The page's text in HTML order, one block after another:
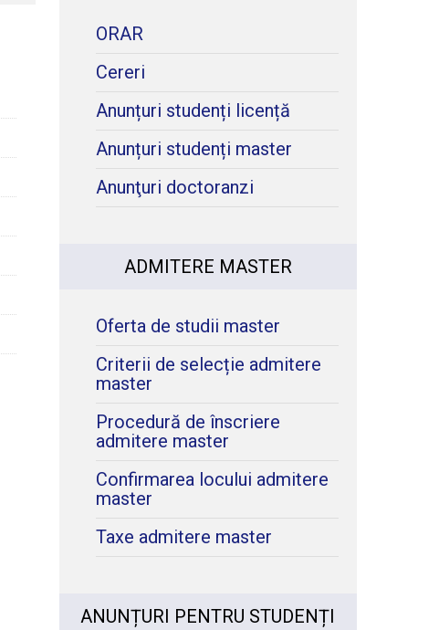
ORAR
Cereri
Anunțuri studenți licență
Anunțuri studenți master
Anunţuri doctoranzi
ADMITERE MASTER
Oferta de studii master
Criterii de selecție admitere
master
Procedură de înscriere
admitere master
Confirmarea locului admitere
master
Taxe admitere master
ANUNȚURI PENTRU STUDENȚI